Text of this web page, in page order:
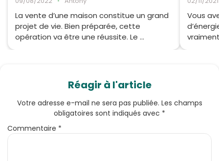
La vente d’une maison constitue un grand
projet de vie. Bien préparée, cette
opération va être une réussite. Le ...
Vous
Réagir à l'article
Votre adresse e-mail ne sera pas publiée. Les champs
obligatoires sont indiqués avec *
Commentaire *